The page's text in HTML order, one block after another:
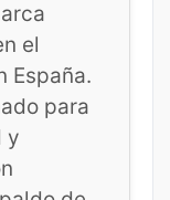
el
España.
para
y